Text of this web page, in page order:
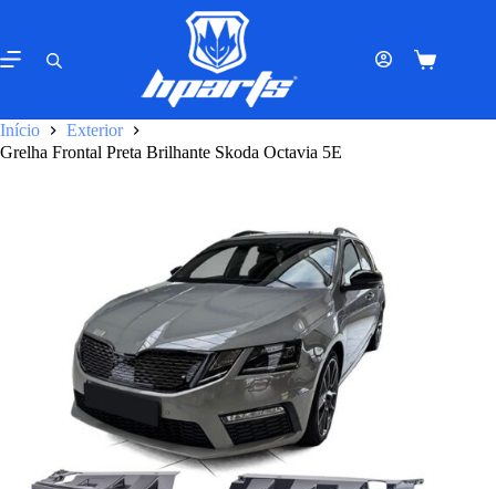
o
conteúdo
Carrinho
Início
Exterior
Grelha Frontal Preta Brilhante Skoda Octavia 5E